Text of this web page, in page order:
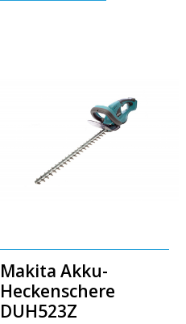
Makita Akku-
Heckenschere
DUH523Z